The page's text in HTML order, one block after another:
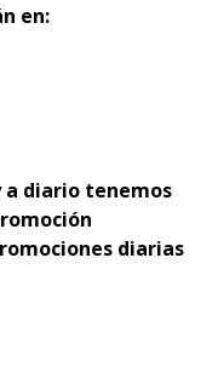
en:
a diario tenemos
diarias